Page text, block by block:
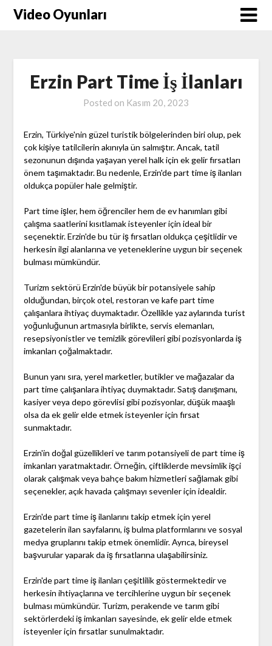
SkipVideo Oyunları
Erzin Part Time İş İlanları
Posted on Kasım 20, 2023
Erzin, Türkiye'nin güzel turistik bölgelerinden biri olup, pek
çok kişiye tatilcilerin akınıyla ün salmıştır. Ancak, tatil
sezonunun dışında yaşayan yerel halk için ek gelir fırsatları
önem taşımaktadır. Bu nedenle, Erzin'de part time iş ilanları
oldukça popüler hale gelmiştir.
Part time işler, hem öğrenciler hem de ev hanımları gibi
çalışma saatlerini kısıtlamak isteyenler için ideal bir
seçenektir. Erzin'de bu tür iş fırsatları oldukça çeşitlidir ve
herkesin ilgi alanlarına ve yeteneklerine uygun bir seçenek
bulması mümkündür.
Turizm sektörü Erzin'de büyük bir potansiyele sahip
olduğundan, birçok otel, restoran ve kafe part time
çalışanlara ihtiyaç duymaktadır. Özellikle yaz aylarında turist
yoğunluğunun artmasıyla birlikte, servis elemanları,
resepsiyonistler ve temizlik görevlileri gibi pozisyonlarda iş
imkanları çoğalmaktadır.
Bunun yanı sıra, yerel marketler, butikler ve mağazalar da
part time çalışanlara ihtiyaç duymaktadır. Satış danışmanı,
kasiyer veya depo görevlisi gibi pozisyonlar, düşük maaşlı
olsa da ek gelir elde etmek isteyenler için fırsat
sunmaktadır.
Erzin'in doğal güzellikleri ve tarım potansiyeli de part time iş
imkanları yaratmaktadır. Örneğin, çiftliklerde mevsimlik işçi
olarak çalışmak veya bahçe bakım hizmetleri sağlamak gibi
seçenekler, açık havada çalışmayı sevenler için idealdir.
Erzin'de part time iş ilanlarını takip etmek için yerel
gazetelerin ilan sayfalarını, iş bulma platformlarını ve sosyal
medya gruplarını takip etmek önemlidir. Ayrıca, bireysel
başvurular yaparak da iş fırsatlarına ulaşabilirsiniz.
Erzin'de part time iş ilanları çeşitlilik göstermektedir ve
herkesin ihtiyaçlarına ve tercihlerine uygun bir seçenek
bulması mümkündür. Turizm, perakende ve tarım gibi
sektörlerdeki iş imkanları sayesinde, ek gelir elde etmek
isteyenler için fırsatlar sunulmaktadır.